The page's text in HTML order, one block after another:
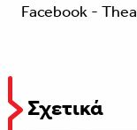
Facebook -
Σχετικά